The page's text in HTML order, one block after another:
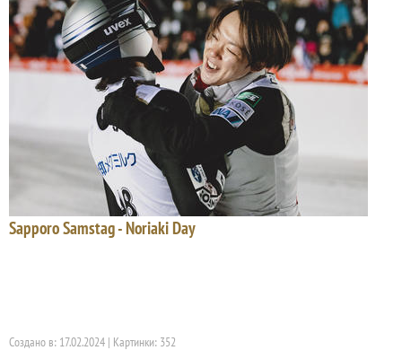
Sapporo Samstag - Noriaki Day
Создано в: 17.02.2024 | Картинки: 352